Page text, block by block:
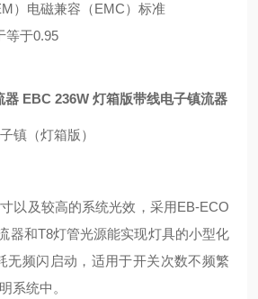
）电磁兼容（EMC）标准
等于0.95
器 EBC 236W 灯箱版带线电子镇流器
以及较高的系统光效，采用EB-ECO
器和T8灯管光源能实现灯具的小型化
无频闪启动，适用于开关次数不频繁
系统中。